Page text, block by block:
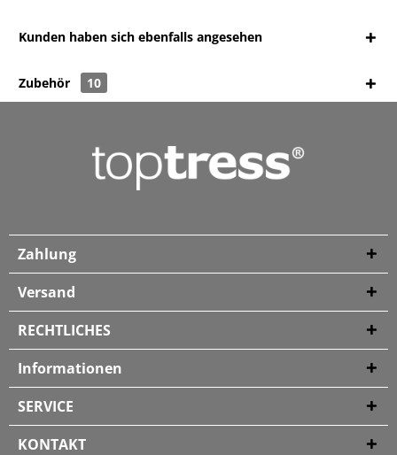
Kunden haben sich ebenfalls angesehen
Zubehör 10
Zahlung
Versand
RECHTLICHES
Informationen
SERVICE
KONTAKT